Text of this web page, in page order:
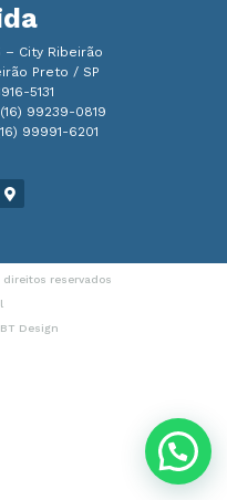
– City Ribeirão
Preto / SP
5131
99239-0819
99991-6201
reservados
BT Design